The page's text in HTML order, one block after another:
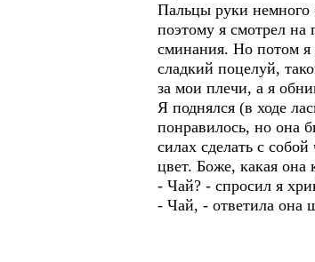
Пальцы руки немного
поэтому я смотрел
сминания. Но потом я
сладкий поцелуй,
за мои плечи, а я
Я поднялся (в ходе
понравилось, но она
силах сделать с
цвет. Боже, какая она
- Чай? - спросил я
- Чай, - ответила она